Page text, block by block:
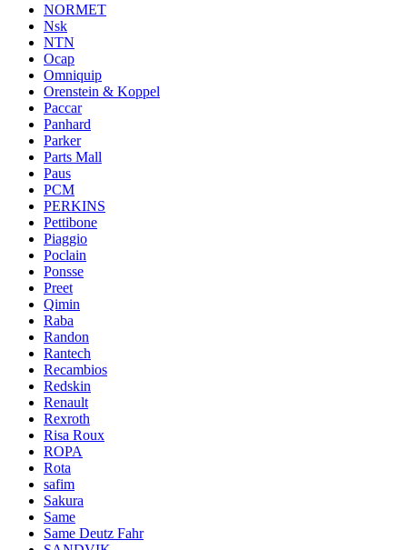
NORMET
Nsk
NTN
Ocap
Omniquip
Orenstein & Koppel
Paccar
Panhard
Parker
Parts Mall
Paus
PCM
PERKINS
Pettibone
Piaggio
Poclain
Ponsse
Preet
Qimin
Raba
Randon
Rantech
Recambios
Redskin
Renault
Rexroth
Risa Roux
ROPA
Rota
safim
Sakura
Same
Same Deutz Fahr